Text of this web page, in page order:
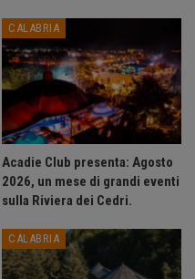
CALABRIA
Acadie Club presenta: Agosto
2026, un mese di grandi eventi
sulla Riviera dei Cedri.
CALABRIA